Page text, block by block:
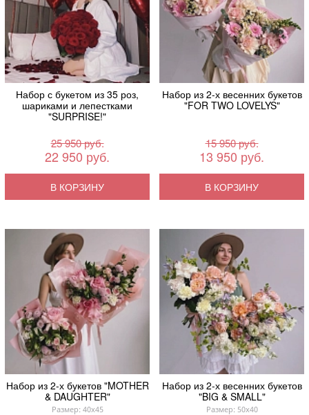
Набор с букетом из 35 роз,
шариками и лепестками
"SURPRISE!"
25 950 руб.
22 950 руб.
В КОРЗИНУ
Набор из 2-х весенних букетов
"FOR TWO LOVELYS"
15 950 руб.
13 950 руб.
В КОРЗИНУ
Набор из 2-х букетов "MOTHER
& DAUGHTER"
Размер: 40x45
Набор из 2-х весенних букетов
"BIG & SMALL"
Размер: 50x40